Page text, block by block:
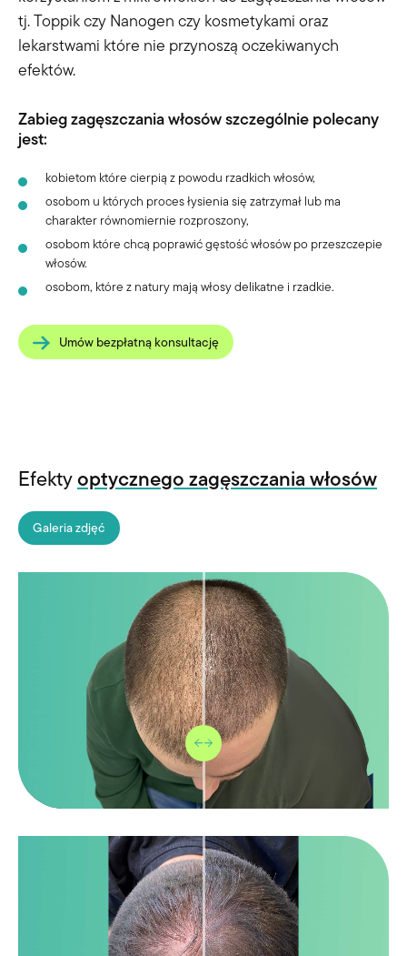
tj. Toppik czy Nanogen czy kosmetykami oraz
lekarstwami które nie przynoszą oczekiwanych
efektów.
Zabieg zagęszczania włosów szczególnie polecany
jest:
kobietom które cierpią z powodu rzadkich włosów,
osobom u których proces łysienia się zatrzymał lub ma
charakter równomiernie rozproszony,
osobom które chcą poprawić gęstość włosów po przeszczepie
włosów.
osobom, które z natury mają włosy delikatne i rzadkie.
Umów bezpłatną konsultację
Efekty optycznego zagęszczania włosów
Galeria zdjęć